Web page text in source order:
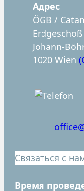
Aдрес
ÖGB /
Erdgeschoß
Johann-
1020 Wien
Связаться с
Время